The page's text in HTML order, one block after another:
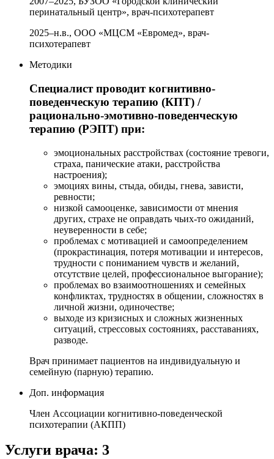
перинатальный центр», врач-психотерапевт
2025–н.в., ООО «МЦСМ «Евромед», врач-
психотерапевт
Методики
Специалист проводит когнитивно-
поведенческую терапию (КПТ) /
рационально-эмотивно-поведенческую
терапию (РЭПТ) при:
эмоциональных расстройствах (состояние тревоги,
страха, панические атаки, расстройства
настроения);
эмоциях вины, стыда, обиды, гнева, зависти,
ревности;
низкой самооценке, зависимости от мнения
других, страхе не оправдать чьих-то ожиданий,
неуверенности в себе;
проблемах с мотивацией и самоопределением
(прокрастинация, потеря мотивации и интересов,
трудности с пониманием чувств и желаний,
отсутствие целей, профессиональное выгорание);
проблемах во взаимоотношениях и семейных
конфликтах, трудностях в общении, сложностях в
личной жизни, одиночестве;
выходе из кризисных и сложных жизненных
ситуаций, стрессовых состояниях, расставаниях,
разводе.
Врач принимает пациентов на индивидуальную и
семейную (парную) терапию.
Доп. информация
Член Ассоциации когнитивно-поведенческой
психотерапии (АКПП)
Услуги врача: 3